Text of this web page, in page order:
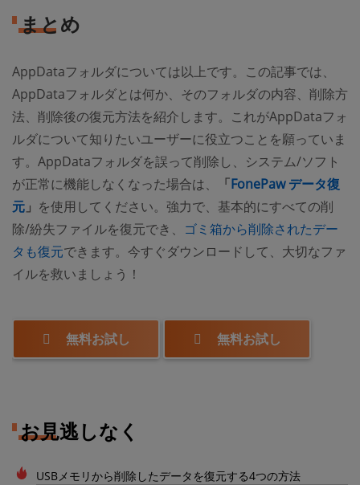
まとめ
AppDataフォルダについては以上です。この記事では、
AppDataフォルダとは何か、そのフォルダの内容、削除方
法、削除後の復元方法を紹介します。これがAppDataフォ
ルダについて知りたいユーザーに役立つことを願っていま
す。AppDataフォルダを誤って削除し、システム/ソフト
が正常に機能しなくなった場合は、
「FonePaw データ復
元」 を使用してください。強力で、基本的にすべての削
除/紛失ファイルを復元でき、 ゴミ箱から削除されたデー
タも復元できます。今すぐダウンロードして、大切なファ
イルを救いましょう！
無料お試し 無料お試し
お見逃しなく
USBメモリから削除したデータを復元する4つの方法